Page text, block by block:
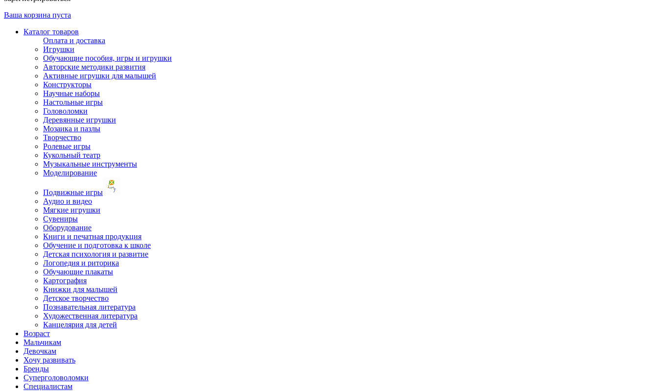
Ваша корзина пуста
Каталог товаров
Оплата и доставка
Игрушки
Обучающие пособия, игры и игрушки
Авторские методики развития
Активные игрушки для малышей
Конструкторы
Научные наборы
Настольные игры
Головоломки
Деревянные игрушки
Мозаика и пазлы
Творчество
Ролевые игры
Кукольный театр
Музыкальные инструменты
Моделирование
Подвижные игры
Аудио и видео
Мягкие игрушки
Сувениры
Оборудование
Книги и печатная продукция
Обучение и подготовка к школе
Детская психология и развитие
Логопедия и риторика
Обучающие плакаты
Картография
Книжки для малышей
Детское творчество
Познавательная литература
Художественная литература
Канцелярия для детей
Возраст
Мальчикам
Девочкам
Хочу развивать
Бренды
Суперголоволомки
Специалистам